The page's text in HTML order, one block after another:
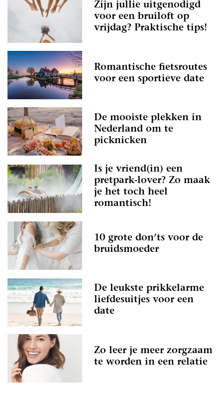
Zijn jullie uitgenodigd
voor een bruiloft op
vrijdag? Praktische tips!
Romantische fietsroutes
voor een sportieve date
De mooiste plekken in
Nederland om te
picknicken
Is je vriend(in) een
pretpark-lover? Zo maak
je het toch heel
romantisch!
10 grote don’ts voor de
bruidsmoeder
De leukste prikkelarme
liefdesuitjes voor een
date
Zo leer je meer zorgzaam
te worden in een relatie